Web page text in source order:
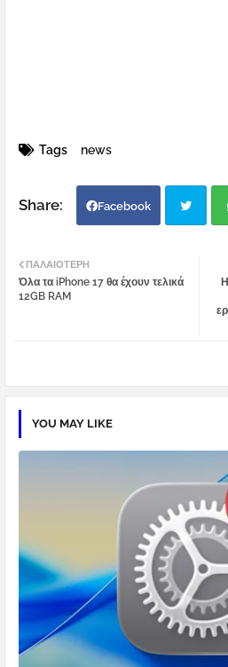
Tags news
Facebook
tter
ΠΑΛΑΙΌΤΕΡΗ
Όλα τα iPhone 17 θα έχουν τελικά
12GB RAM
YOU MAY LIKE